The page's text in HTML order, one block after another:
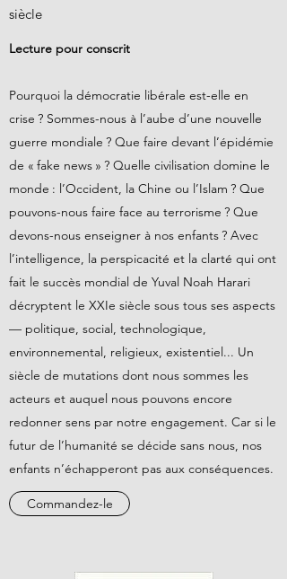
siècle
Lecture pour conscrit
Pourquoi la démocratie libérale est-elle en
crise ? Sommes-nous à l’aube d’une nouvelle
guerre mondiale ? Que faire devant l’épidémie
de « fake news » ? Quelle civilisation domine le
monde : l’Occident, la Chine ou l’Islam ? Que
pouvons-nous faire face au terrorisme ? Que
devons-nous enseigner à nos enfants ? Avec
l’intelligence, la perspicacité et la clarté qui ont
fait le succès mondial de Yuval Noah Harari
décryptent le XXIe siècle sous tous ses aspects
— politique, social, technologique,
environnemental, religieux, existentiel... Un
siècle de mutations dont nous sommes les
acteurs et auquel nous pouvons encore
redonner sens par notre engagement. Car si le
futur de l’humanité se décide sans nous, nos
enfants n’échapperont pas aux conséquences.
Commandez-le